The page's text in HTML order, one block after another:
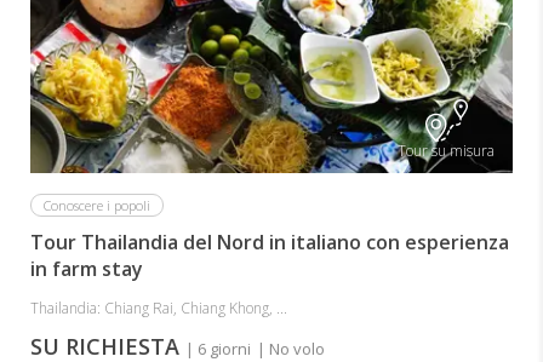
Tour su misura
Conoscere i popoli
Tour Thailandia del Nord in italiano con esperienza
in farm stay
Thailandia: Chiang Rai, Chiang Khong, ...
SU RICHIESTA | 6 giorni | No volo